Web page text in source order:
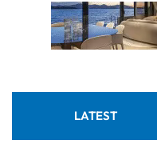
LATEST